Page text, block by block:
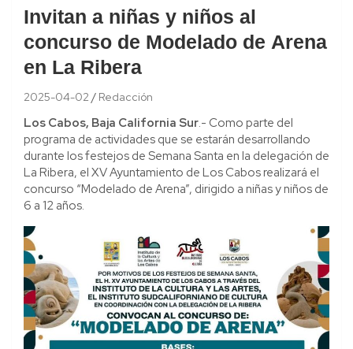
Invitan a niñas y niños al
concurso de Modelado de Arena
en La Ribera
2025-04-02 Redacción
Los Cabos, Baja California Sur.- Como parte del
programa de actividades que se estarán desarrollando
durante los festejos de Semana Santa en la delegación de
La Ribera, el XV Ayuntamiento de Los Cabos realizará el
concurso “Modelado de Arena”, dirigido a niñas y niños de
6 a 12 años.